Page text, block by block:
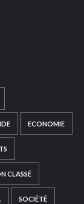
ECONOMIE
CLASSÉ
SOCIÉTÉ